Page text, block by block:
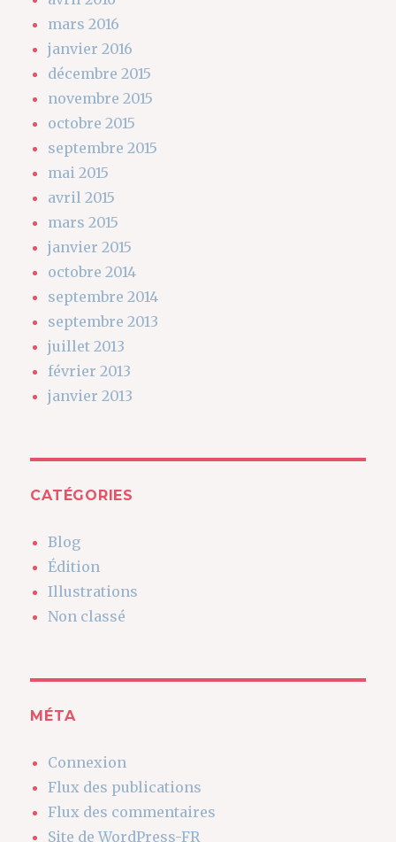
mars 2016
janvier 2016
décembre 2015
novembre 2015
octobre 2015
septembre 2015
mai 2015
avril 2015
mars 2015
janvier 2015
octobre 2014
septembre 2014
septembre 2013
juillet 2013
février 2013
janvier 2013
CATÉGORIES
Blog
Édition
Illustrations
Non classé
MÉTA
Connexion
Flux des publications
Flux des commentaires
Site de WordPress-FR